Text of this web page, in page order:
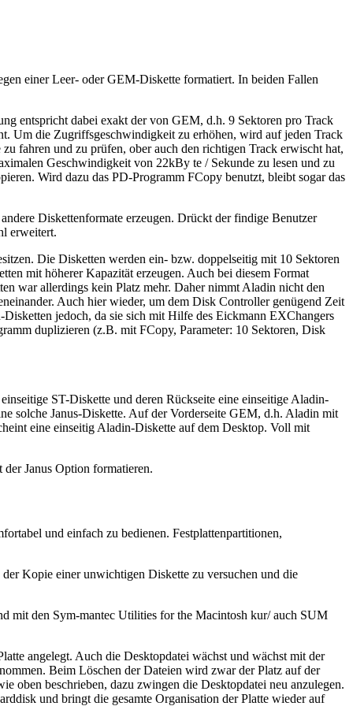
einer Leer- oder GEM-Diskette formatiert. In beiden Fallen
entspricht dabei exakt der von GEM, d.h. 9 Sektoren pro Track
Um die Zugriffsgeschwindigkeit zu erhöhen, wird auf jeden Track
fahren und zu prüfen, ober auch den richtigen Track erwischt hat,
Geschwindigkeit von 22kBy te / Sekunde zu lesen und zu
Wird dazu das PD-Programm FCopy benutzt, bleibt sogar das
Diskettenformate erzeugen. Drückt der findige Benutzer
erweitert.
Die Disketten werden ein- bzw. doppelseitig mit 10 Sektoren
mit höherer Kapazität erzeugen. Auch bei diesem Format
war allerdings kein Platz mehr. Daher nimmt Aladin nicht den
Auch hier wieder, um dem Disk Controller genügend Zeit
jedoch, da sie sich mit Hilfe des Eickmann EXChangers
duplizieren (z.B. mit FCopy, Parameter: 10 Sektoren, Disk
ST-Diskette und deren Rückseite eine einseitige Aladin-
solche Janus-Diskette. Auf der Vorderseite GEM, d.h. Aladin mit
eine einseitig Aladin-Diskette auf dem Desktop. Voll mit
Janus Option formatieren.
und einfach zu bedienen. Festplattenpartitionen,
Kopie einer unwichtigen Diskette zu versuchen und die
mit den Sym-mantec Utilities for the Macintosh kur/ auch SUM
angelegt. Auch die Desktopdatei wächst und wächst mit der
Beim Löschen der Dateien wird zwar der Platz auf der
oben beschrieben, dazu zwingen die Desktopdatei neu anzulegen.
und bringt die gesamte Organisation der Platte wieder auf